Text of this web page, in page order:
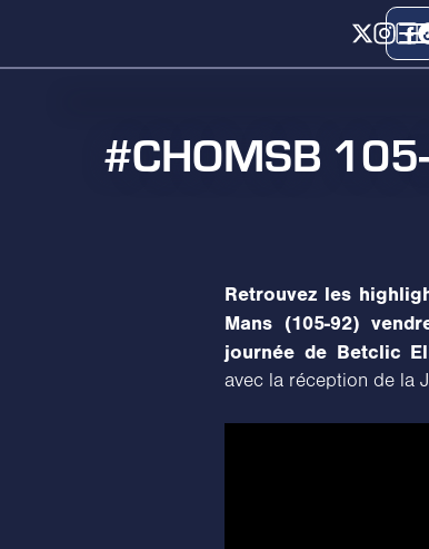
#CHOMSB
Retrouvez les
Mans (105-92)
journée de Betclic
avec la réception de la